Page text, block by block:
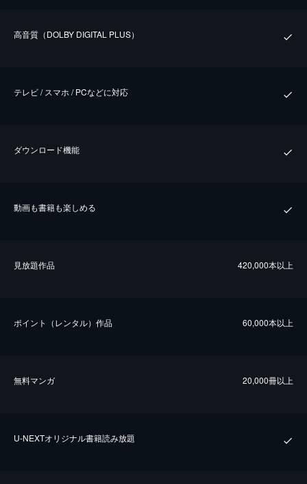
⾼⾳質（DOLBY DIGITAL PLUS）
テレビ / スマホ / PCなどに対応
ダウンロード機能
動画も書籍も楽しめる
⾒放題作品 420,000本以上
ポイント（レンタル）作品 60,000本以上
無料マンガ 20,000冊以上
U-NEXTオリジナル書籍読み放題